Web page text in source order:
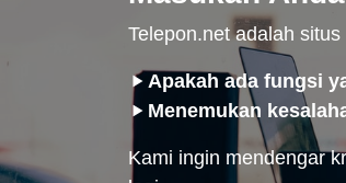
Telepon.net adalah
Apakah ada fungsi
Menemukan
Kami ingin mendengar